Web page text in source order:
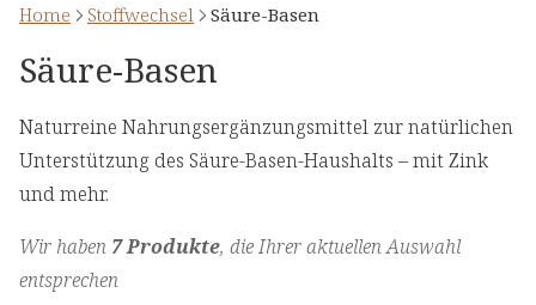
Home Stoffwechsel Säure-Basen
Säure-Basen
Naturreine Nahrungsergänzungsmittel zur natürlichen
Unterstützung des Säure-Basen-Haushalts – mit Zink
und mehr.
Wir haben 7 Produkte, die Ihrer aktuellen Auswahl
entsprechen